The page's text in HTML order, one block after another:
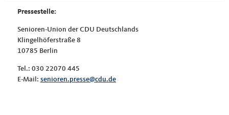
Pressestelle:
Senioren-Union der CDU Deutschlands
Klingelhöferstraße 8
10785 Berlin
Tel.: 030 22070 445
E-Mail: senioren.presse@cdu.de